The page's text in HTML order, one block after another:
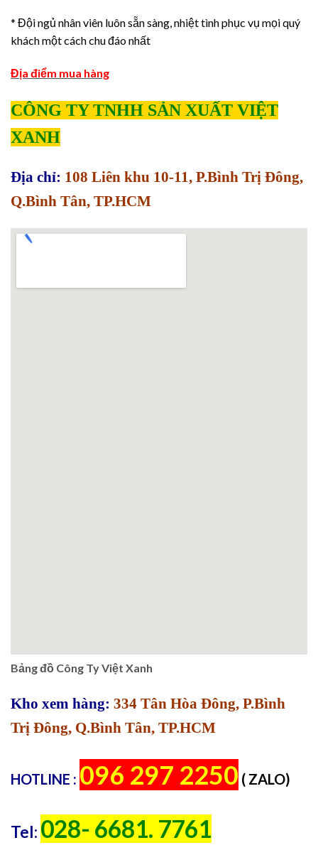
* Đội ngủ nhân viên luôn sẵn sàng, nhiệt tình phục vụ mọi quý
khách một cách chu đáo nhất
Địa điểm mua hàng
CÔNG TY TNHH SẢN XUẤT VIỆT
XANH
Địa chỉ: 108 Liên khu 10-11, P.Bình Trị Đông,
Q.Bình Tân, TP.HCM
Bảng đồ Công Ty Việt Xanh
Kho xem hàng: 334 Tân Hòa Đông, P.Bình
Trị Đông, Q.Bình Tân, TP.HCM
HOTLINE : 096 297 2250 ( ZALO)
Tel: 028- 6681. 7761